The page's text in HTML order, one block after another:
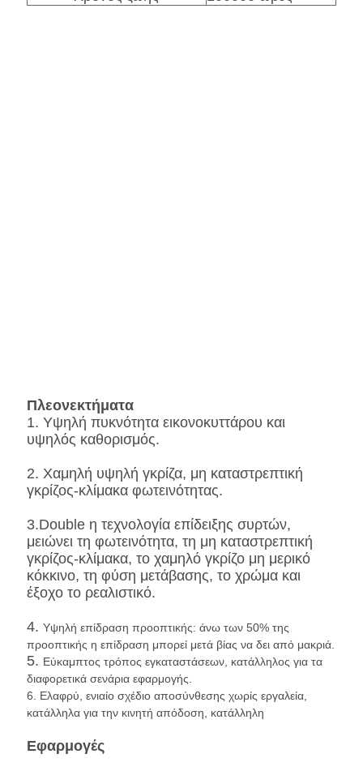
Πλεονεκτήματα
1. Υψηλή πυκνότητα εικονοκυττάρου και
υψηλός καθορισμός.
2. Χαμηλή υψηλή γκρίζα, μη καταστρεπτική
γκρίζος-κλίμακα φωτεινότητας.
3.Double η τεχνολογία επίδειξης συρτών,
μειώνει τη φωτεινότητα, τη μη καταστρεπτική
γκρίζος-κλίμακα, το χαμηλό γκρίζο μη μερικό
κόκκινο, τη φύση μετάβασης, το χρώμα και
έξοχο το ρεαλιστικό.
4. Υψηλή επίδραση προοπτικής: άνω των 50% της
προοπτικής η επίδραση μπορεί μετά βίας να δει από μακριά.
5. Εύκαμπτος τρόπος εγκαταστάσεων, κατάλληλος για τα
διαφορετικά σενάρια εφαρμογής.
6. Ελαφρύ, ενιαίο σχέδιο αποσύνθεσης χωρίς εργαλεία,
κατάλληλα για την κινητή απόδοση, κατάλληλη
Εφαρμογές